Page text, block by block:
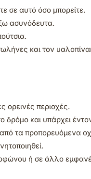
σε αυτό όσο μπορείτε.
ασυνόδευτα.
και τον
ορεινές περιοχές.
δρόμο και υπάρχει
τα προπορευόμενα
ή σε άλλο